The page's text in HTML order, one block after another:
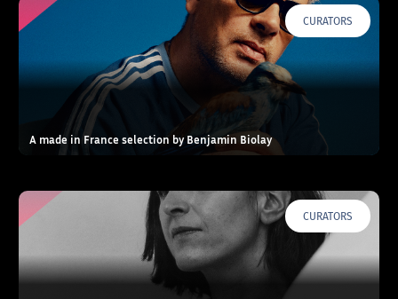
CURATORS
A made in France selection by Benjamin Biolay
CURATORS